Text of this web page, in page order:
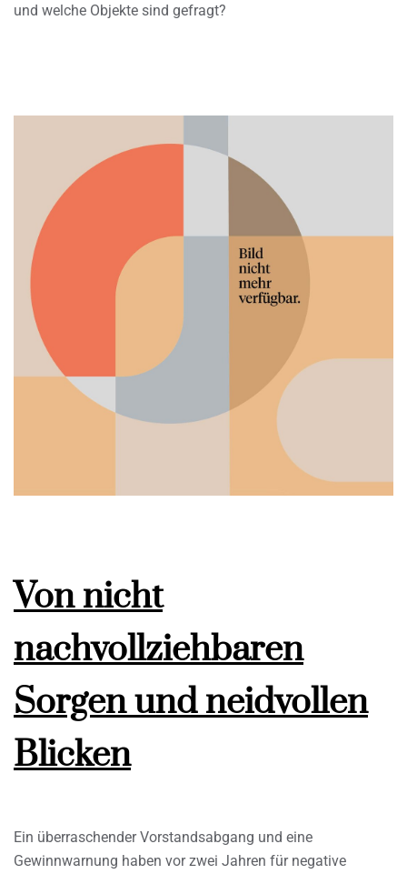
und welche Objekte sind gefragt?
Von nicht
nachvollziehbaren
Sorgen und neidvollen
Blicken
Ein überraschender Vorstandsabgang und eine
Gewinnwarnung haben vor zwei Jahren für negative